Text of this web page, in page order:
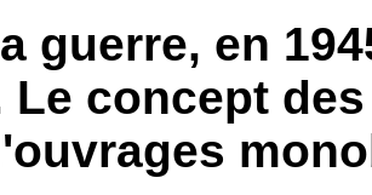
guerre, en
Le concept